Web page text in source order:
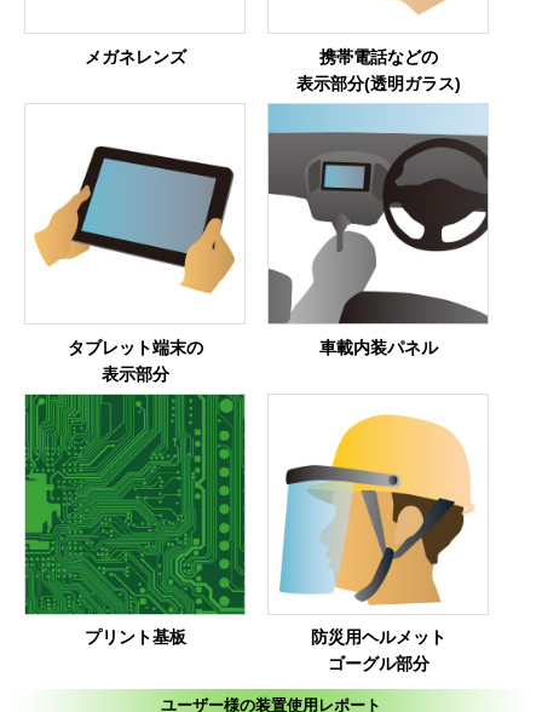
メガネレンズ
携帯電話などの
表示部分(透明ガラス)
タブレット端末の
表示部分
車載内装パネル
プリント基板
防災用ヘルメット
ゴーグル部分
ユーザー様の装置使用レポート